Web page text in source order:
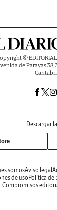
© EDITORIAL
de Parayas 38,
Descargar
somosAviso legal
de usoPolítica de
Compromisos